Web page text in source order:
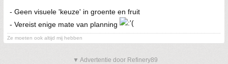
- Geen visuele 'keuze' in groente en fruit
- Vereist enige mate van planning
Ze moeten ook altijd mij hebben
▼ Advertentie door Refinery89